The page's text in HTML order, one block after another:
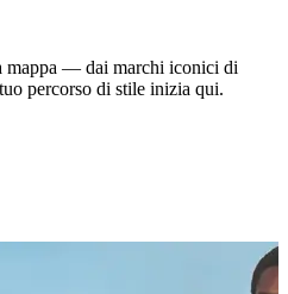
mappa — dai marchi iconici di
percorso di stile inizia qui.